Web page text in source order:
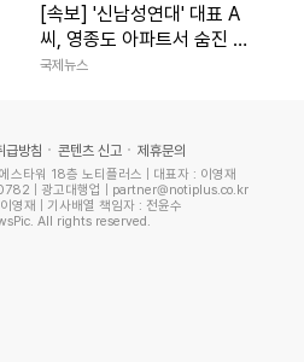
[속보] '신남성연대' 대표 A
씨, 영종도 아파트서 숨진 채
발견
국제뉴스
급방침 콘텐츠 신고 제휴문의
스타워 18층 노티플러스 | 대표자 : 이영재
| 광고대행업 | partner@notiplus.co.kr
영재 | 기사배열 책임자 : 전윤수
All rights reserved.